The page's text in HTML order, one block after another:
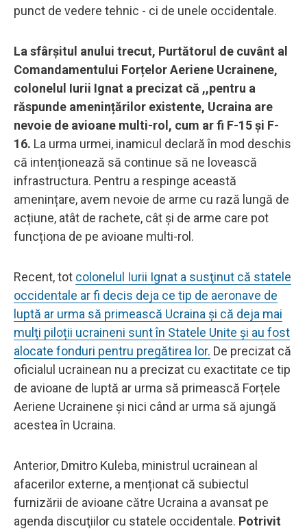
punct de vedere tehnic - ci de unele occidentale.
La sfârşitul anului trecut, Purtătorul de cuvânt al
Comandamentului Forțelor Aeriene Ucrainene,
colonelul Iurii Ignat a precizat că ,,pentru a
răspunde amenințărilor existente, Ucraina are
nevoie de avioane multi-rol, cum ar fi F-15 și F-
16. La urma urmei, inamicul declară în mod deschis
că intenționează să continue să ne lovească
infrastructura. Pentru a respinge această
amenințare, avem nevoie de arme cu rază lungă de
acțiune, atât de rachete, cât și de arme care pot
funcționa de pe avioane multi-rol.
Recent, tot colonelul Iurii Ignat a susţinut că statele
occidentale ar fi decis deja ce tip de aeronave de
luptă ar urma să primească Ucraina şi că deja mai
mulţi piloții ucraineni sunt în Statele Unite și au fost
alocate fonduri pentru pregătirea lor. De precizat că
oficialul ucrainean nu a precizat cu exactitate ce tip
de avioane de luptă ar urma să primească Forțele
Aeriene Ucrainene şi nici când ar urma să ajungă
acestea în Ucraina.
Anterior, Dmitro Kuleba, ministrul ucrainean al
afacerilor externe, a menționat că subiectul
furnizării de avioane către Ucraina a avansat pe
agenda discuţiilor cu statele occidentale. Potrivit